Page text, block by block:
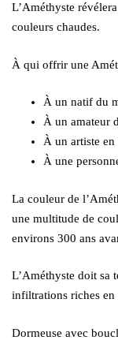
L’Améthyste
couleurs chaudes.
À qui offrir une
À un natif du
À un amateur
À un artiste
À une
La couleur de
une multitude de
environs 300 ans
L’Améthyste doit sa
infiltrations riches en
Dormeuse avec